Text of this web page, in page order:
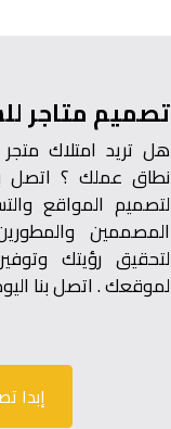
تصميم متاجر
هل تريد امتلاك
نطاق عملك ؟ اتصل
لتصميم المواقع
المصممين
لتحقيق رؤيتك
لموقعك . اتصل بنا
إبدا